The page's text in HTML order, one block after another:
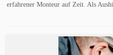
erfahrener Monteur auf Zeit. Als